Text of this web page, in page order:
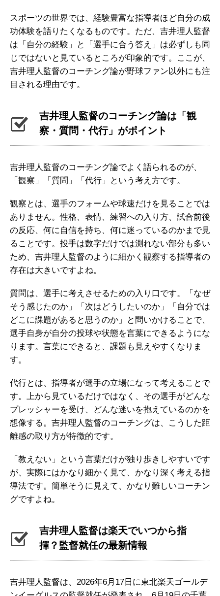
スポーツの世界では、経験豊富な指導者ほど自分の成
功体験を語りたくなるものです。ただ、吉井理人監督
は「自分の経験」と「選手に合う答え」は必ずしも同
じではないと見ているところが印象的です。ここが、
吉井理人監督のコーチング論が野球ファン以外にも注
目される理由です。
吉井理人監督のコーチング論は「観
察・質問・代行」がポイント
吉井理人監督のコーチング論でよく語られるのが、
「観察」「質問」「代行」という考え方です。
観察とは、選手のフォームや球速だけを見ることでは
ありません。性格、表情、練習への入り方、試合前後
の反応、何に自信を持ち、何に迷っているのかまで見
ることです。投手は数字だけでは測れない部分も多い
ため、吉井理人監督のように細かく観察する指導者の
存在は大きいですよね。
質問は、選手に考えさせるための入り口です。「なぜ
そう感じたのか」「次はどうしたいのか」「自分では
どこに課題があると思うのか」と問いかけることで、
選手自身が自分の投球や状態を言葉にできるようにな
ります。言葉にできると、課題も見えやすくなりま
す。
代行とは、指導者が選手の立場になって考えることで
す。上から見ているだけではなく、その選手がどんな
プレッシャーを受け、どんな迷いを抱えているのかを
想像する。吉井理人監督のコーチングは、こうした距
離感の取り方が特徴的です。
「教えない」という言葉だけが独り歩きしやすいです
が、実際にはかなり細かく見て、かなり深く考える指
導法です。簡単そうに見えて、かなり難しいコーチン
グですよね。
吉井理人監督は楽天でいつから指
揮？監督就任の最新情報
吉井理人監督は、2026年6月17日に東北楽天ゴールデ